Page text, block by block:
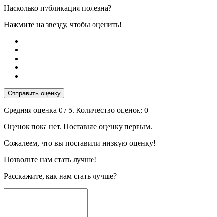
Насколько публикация полезна?
Нажмите на звезду, чтобы оценить!
Отправить оценку
Средняя оценка 0 / 5. Количество оценок: 0
Оценок пока нет. Поставьте оценку первым.
Сожалеем, что вы поставили низкую оценку!
Позвольте нам стать лучше!
Расскажите, как нам стать лучше?